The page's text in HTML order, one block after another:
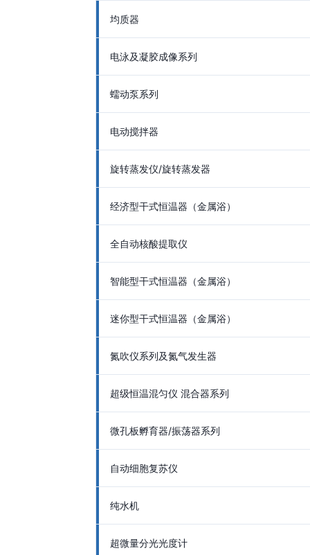
均质器
电泳及凝胶成像系列
蠕动泵系列
电动搅拌器
旋转蒸发仪/旋转蒸发器
经济型干式恒温器（金属浴）
全自动核酸提取仪
智能型干式恒温器（金属浴）
迷你型干式恒温器（金属浴）
氮吹仪系列及氮气发生器
超级恒温混匀仪 混合器系列
微孔板孵育器/振荡器系列
自动细胞复苏仪
纯水机
超微量分光光度计